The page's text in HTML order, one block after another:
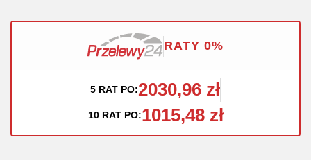
RATY 0%
5 RAT PO:2030,96 zł
10 RAT PO:1015,48 zł